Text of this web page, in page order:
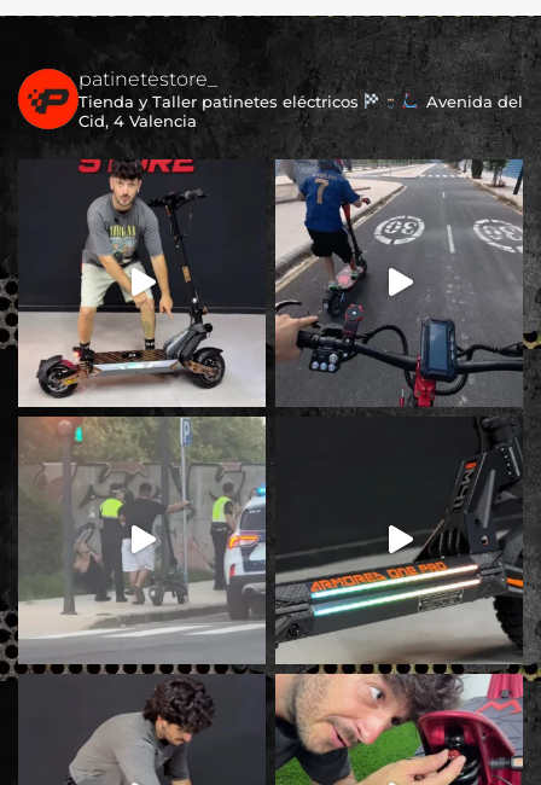
patinetestore_
Tienda y Taller patinetes eléctricos
Avenida del
Cid, 4 Valencia